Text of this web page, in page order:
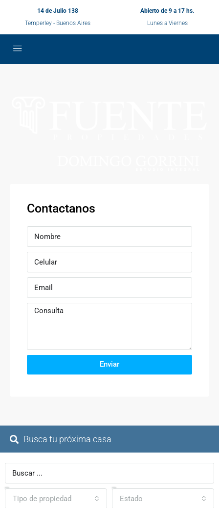
14 de Julio 138
Temperley - Buenos Aires
Abierto de 9 a 17 hs.
Lunes a Viernes
Contactanos
Enviar
Busca tu próxima casa
Tipo de propiedad Estado